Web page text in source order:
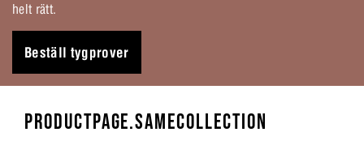
helt rätt.
Beställ tygprover
PRODUCTPAGE.SAMECOLLECTION